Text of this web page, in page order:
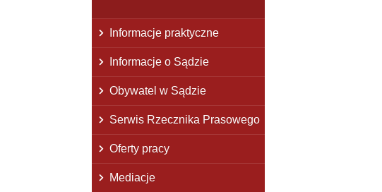
Informacje praktyczne
Informacje o Sądzie
Obywatel w Sądzie
Serwis Rzecznika Prasowego
Oferty pracy
Mediacje